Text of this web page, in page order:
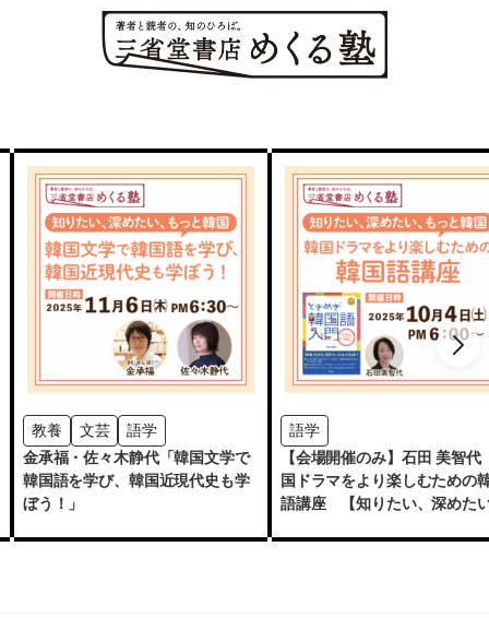
教養 文芸
語学
金承福・佐々木静代「韓国文学で
韓国語を学び、韓国近現代史も学
ぼう！」
語学
【会場開催のみ】石田 美智代
国ドラマをより楽しむための
語講座 【知りたい、深めた